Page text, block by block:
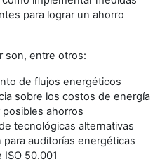
para lograr un ahorro
son, entre otros:
de flujos energéticos
sobre los costos de energía
ahorros
tecnológicas alternativas
para auditorías energéticas
50.001